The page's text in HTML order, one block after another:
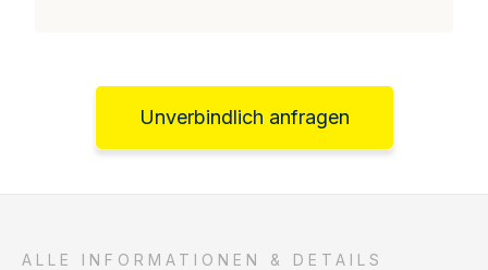
Unverbindlich anfragen
ALLE INFORMATIONEN & DETAILS